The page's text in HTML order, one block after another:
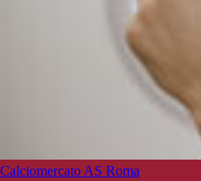
Calciomercato AS Roma